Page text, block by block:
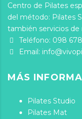
Centro de Pilates
del método: Pilates
también servicios de
Teléfono: 098
Email:
MÁS
Pilates Studio
Pilates Mat